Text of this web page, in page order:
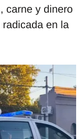
carne y dinero
en la